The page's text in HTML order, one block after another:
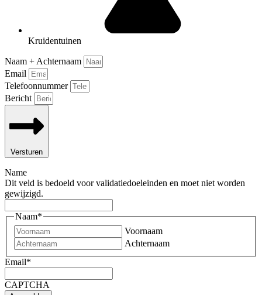
Kruidentuinen
Naam + Achternaam
Email
Telefoonnummer
Bericht
Versturen
Name
Dit veld is bedoeld voor validatiedoeleinden en moet niet worden
gewijzigd.
Naam*
Voornaam
Achternaam
Email*
CAPTCHA